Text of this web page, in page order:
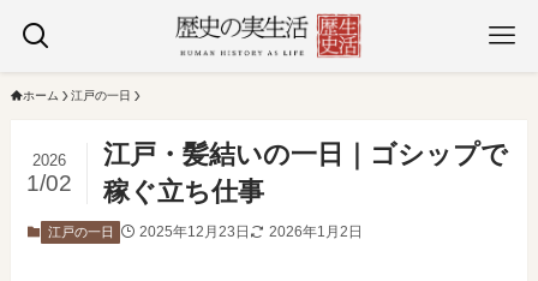
ホーム 江戸の一日
江戸・髪結いの一日｜ゴシップで
稼ぐ立ち仕事
2026
1/02
江戸の一日 2025年12月23日 2026年1月2日